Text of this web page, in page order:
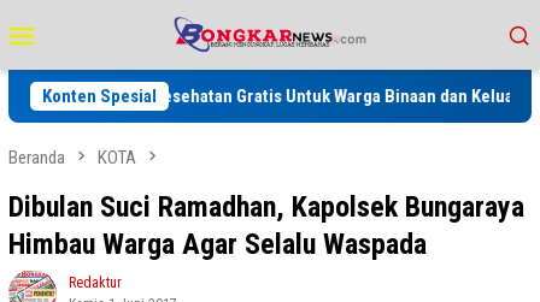
ke
kontenMobile
Konten Spesial
Kesehatan Gratis Untuk Warga Binaan dan Keluarga serta
Beranda KOTA
Dibulan Suci Ramadhan, Kapolsek Bungaraya
Himbau Warga Agar Selalu Waspada
Redaktur